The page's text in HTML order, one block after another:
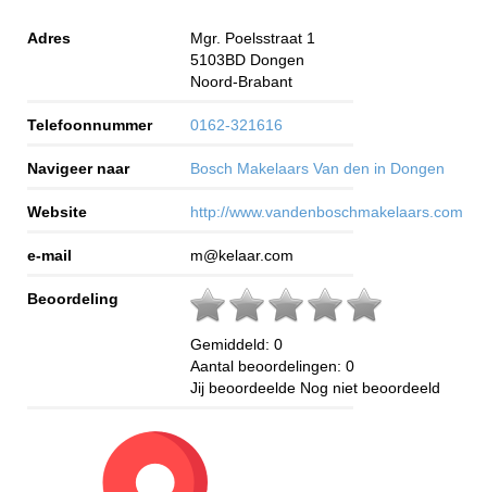
Adres
Mgr. Poelsstraat 1
5103BD Dongen
Noord-Brabant
Telefoonnummer 0162-321616
Navigeer naar Bosch Makelaars Van den in Dongen
Website http://www.vandenboschmakelaars.com
e-mail m@kelaar.com
Beoordeling
Gemiddeld: 0
Aantal beoordelingen: 0
Jij beoordeelde Nog niet beoordeeld